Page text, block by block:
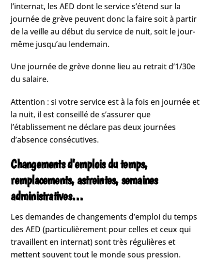
l’internat, les AED dont le service s’étend sur la
journée de grève peuvent donc la faire soit à partir
de la veille au début du service de nuit, soit le jour-
même jusqu’au lendemain.
Une journée de grève donne lieu au retrait d’1/30e
du salaire.
Attention : si votre service est à la fois en journée et
la nuit, il est conseillé de s’assurer que
l’établissement ne déclare pas deux journées
d’absence consécutives.
Changements d’emplois du temps,
remplacements, astreintes, semaines
administratives…
Les demandes de changements d’emploi du temps
des AED (particulièrement pour celles et ceux qui
travaillent en internat) sont très régulières et
mettent souvent tout le monde sous pression.